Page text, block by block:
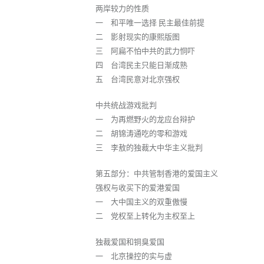
两岸较力的性质
一 和平唯一选择 民主最佳前提
二 影射现实的康熙版图
三 阿扁不怕中共的武力恫吓
四 台湾民主只能日渐成熟
五 台湾民意对北京强权
中共统战游戏批判
一 为再燃野火的龙应台辩护
二 胡锦涛通吃的零和游戏
三 李敖的独裁大中华主义批判
第五部分：中共管制香港的爱国主义
强权与收买下的爱港爱国
一 大中国主义的双重傲慢
二 党权至上转化为主权至上
独裁爱国和铜臭爱国
一 北京操控的实与虚